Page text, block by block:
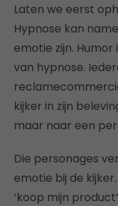
Laten we eerst
Hypnose kan
emotie zijn.
van hypnose.
kijker in zijn
maar naar een
Die personages
emotie bij de
‘koop mijn